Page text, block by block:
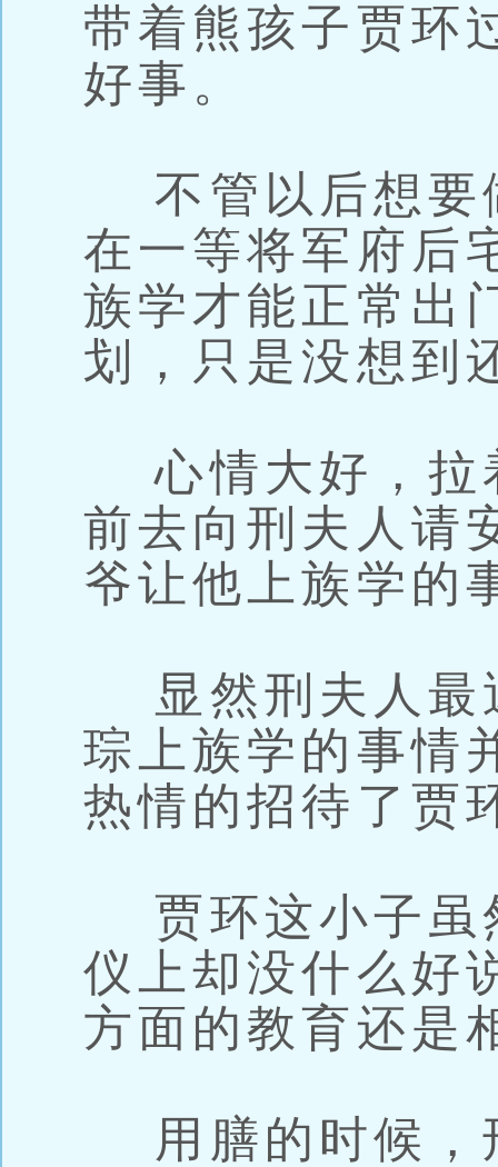
带着熊孩子贾环
好事。
不管以后想要
在一等将军府后
族学才能正常出
划，只是没想到
心情大好，拉
前去向刑夫人请
爷让他上族学的
显然刑夫人最
琮上族学的事情
热情的招待了贾
贾环这小子虽
仪上却没什么好
方面的教育还是
用膳的时候，